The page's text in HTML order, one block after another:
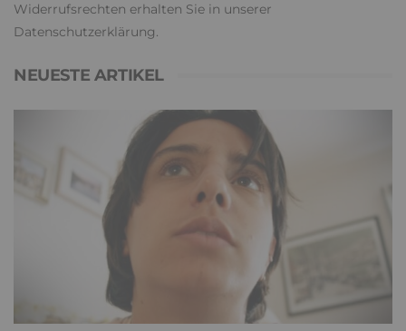
Widerrufsrechten erhalten Sie in unserer
Datenschutzerklärung.
NEUESTE ARTIKEL